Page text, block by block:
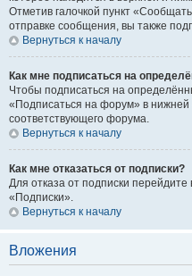
Отметив галочкой пункт
отправке сообщения, вы также
Вернуться к началу
Как мне подписаться на
Чтобы подписаться на
«Подписаться на форум» в
соответствующего форума.
Вернуться к началу
Как мне отказаться от подписки?
Для отказа от подписки
«Подписки».
Вернуться к началу
Вложения